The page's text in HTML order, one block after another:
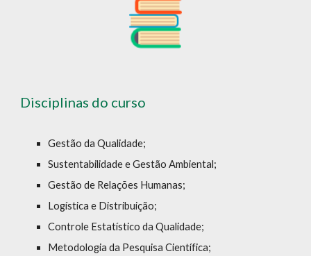
Disciplinas do curso
Gestão da Qualidade;
Sustentabilidade e Gestão Ambiental;
Gestão de Relações Humanas;
Logística e Distribuição;
Controle Estatístico da Qualidade;
Metodologia da Pesquisa Científica;